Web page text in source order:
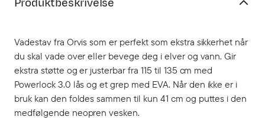
Vadestav fra Orvis som er perfekt som ekstra sikkerhet når
du skal vade over eller bevege deg i elver og vann. Gir
ekstra støtte og er justerbar fra 115 til 135 cm med
Powerlock 3.0 lås og et grep med EVA. Når den ikke er i
bruk kan den foldes sammen til kun 41 cm og puttes i den
medfølgende neopren vesken.